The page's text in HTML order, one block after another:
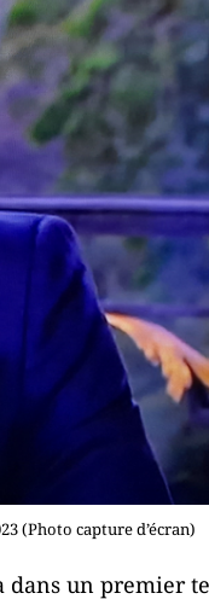
(Photo capture d’écran)
dans un premier